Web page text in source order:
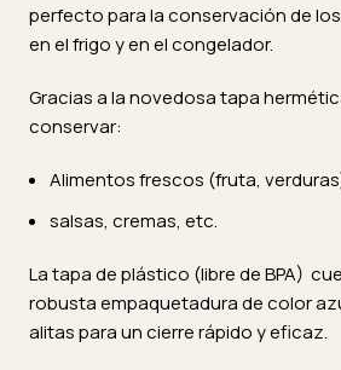
perfecto para la conservación de
en el frigo y en el congelador.
Gracias a la novedosa tapa
conservar:
Alimentos frescos (fruta,
salsas, cremas, etc.
La tapa de plástico (libre de BPA)
robusta empaquetadura de color
alitas para un cierre rápido y eficaz.